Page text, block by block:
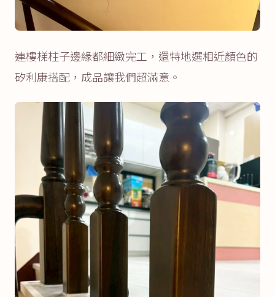
連樓梯柱子邊緣都細緻完工，還特地選相近顏色的
矽利康搭配，成品讓我們超滿意。